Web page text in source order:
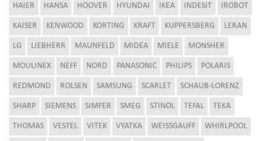
HAIER HANSA HOOVER HYUNDAI IKEA INDESIT IROBOT
KAISER KENWOOD KORTING KRAFT KUPPERSBERG LERAN
LG LIEBHERR MAUNFELD MIDEA MIELE MONSHER
MOULINEX NEFF NORD PANASONIC PHILIPS POLARIS
REDMOND ROLSEN SAMSUNG SCARLET SCHAUB-LORENZ
SHARP SIEMENS SIMFER SMEG STINOL TEFAL TEKA
THOMAS VESTEL VITEK VYATKA WEISSGAUFF WHIRLPOOL